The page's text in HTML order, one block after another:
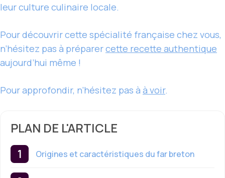
leur culture culinaire locale.
Pour découvrir cette spécialité française chez vous,
n’hésitez pas à préparercette recette authentique
aujourd’hui même !
Pour approfondir, n’hésitez pas à à voir.
PLAN DE L'ARTICLE
Origines et caractéristiques du far breton